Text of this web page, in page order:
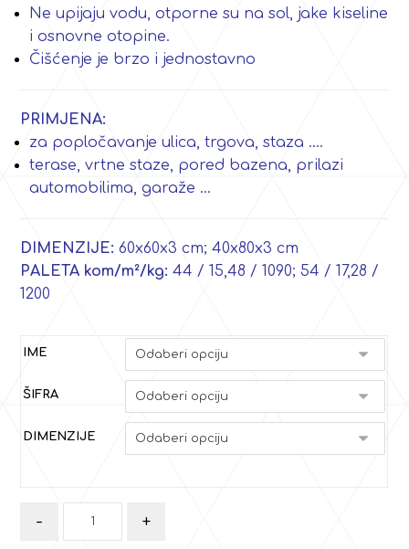
Ne upijaju vodu, otporne su na sol, jake kiseline
i osnovne otopine.
Čišćenje je brzo i jednostavno
PRIMJENA:
za popločavanje ulica, trgova, staza ….
terase, vrtne staze, pored bazena, prilazi
automobilima, garaže …
DIMENZIJE:60x60x3 cm; 40x80x3 cm
PALETA kom/m²/kg:44 / 15,48 / 1090; 54 / 17,28 /
1200
IME
ŠIFRA
DIMENZIJE
- +